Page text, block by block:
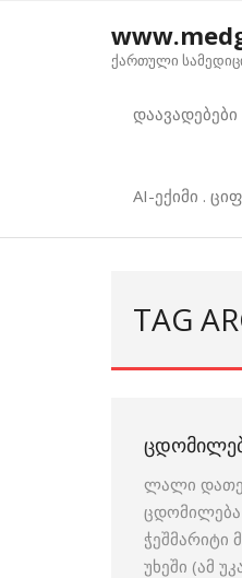
ქართული
დაავადებები
AI-ექიმი .
TAG
ლალი
ცდომილება
ჭეშმარიტი
უხეში (ამ